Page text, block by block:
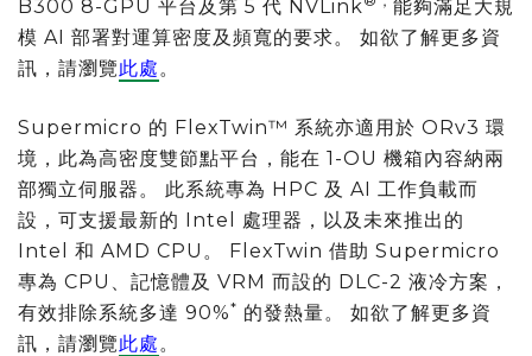
B300 8-GPU 平台及第 5 代 NVLink
能夠滿足大規
模 AI 部署對運算密度及頻寬的要求。 如欲了解更多資
訊，請瀏覽此處 。
Supermicro 的 FlexTwin™ 系統亦適用於 ORv3 環
境，此為高密度雙節點平台，能在 1-OU 機箱內容納兩
部獨立伺服器。 此系統專為 HPC 及 AI 工作負載而
設，可支援最新的 Intel 處理器，以及未來推出的
Intel 和 AMD CPU。 FlexTwin 借助 Supermicro
專為 CPU、記憶體及 VRM 而設的 DLC-2 液冷方案，
有效排除系統多達 90%* 的發熱量。 如欲了解更多資
訊，請瀏覽此處 。